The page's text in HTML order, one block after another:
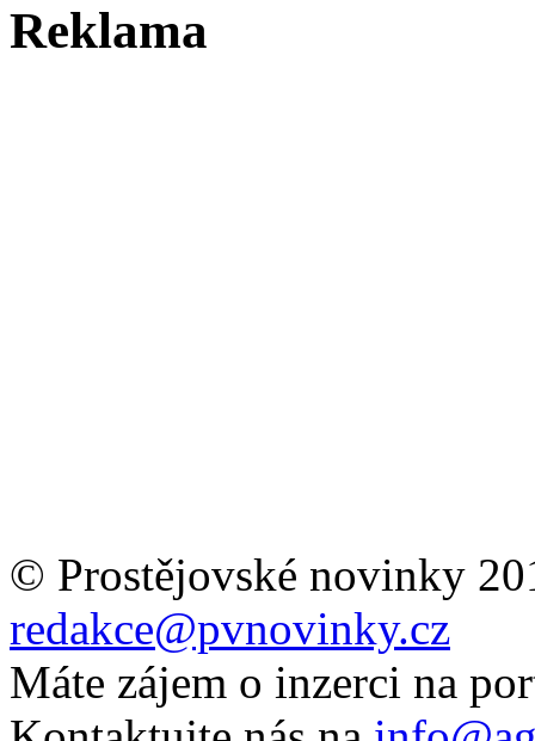
Reklama
© Prostějovské novinky
redakce@pvnovinky.cz
Máte zájem o inzerci na